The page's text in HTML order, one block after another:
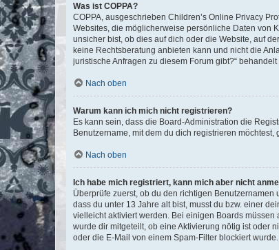
Was ist COPPA?
COPPA, ausgeschrieben Children’s Online Privacy
Websites, die möglicherweise persönliche Daten von
unsicher bist, ob dies auf dich oder die Website, auf
keine Rechtsberatung anbieten kann und nicht die
juristische Anfragen zu diesem Forum gibt?“ behandelt
Nach oben
Warum kann ich mich nicht registrieren?
Es kann sein, dass die Board-Administration die
Benutzername, mit dem du dich registrieren
Nach oben
Ich habe mich registriert, kann mich aber nicht
Überprüfe zuerst, ob du den richtigen
dass du unter 13 Jahre alt bist, musst du bzw. einer
vielleicht aktiviert werden. Bei einigen Boards
wurde dir mitgeteilt, ob eine Aktivierung nötig ist oder
oder die E-Mail von einem Spam-Filter blockiert